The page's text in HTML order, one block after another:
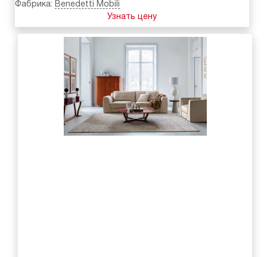
Фабрика: Benedetti Mobili
Узнать цену